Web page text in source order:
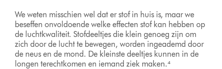
We weten misschien wel dat er stof in huis is, maar we
beseffen onvoldoende welke effecten stof kan hebben op
de luchtkwaliteit. Stofdeeltjes die klein genoeg zijn om
zich door de lucht te bewegen, worden ingeademd door
de neus en de mond. De kleinste deeltjes kunnen in de
longen terechtkomen en iemand ziek maken.⁴